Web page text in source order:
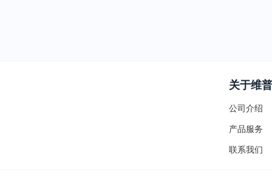
关于维普
公司介绍
产品服务
联系我们